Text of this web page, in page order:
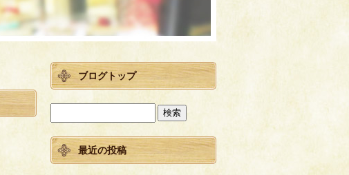
ブログトップ
最近の投稿